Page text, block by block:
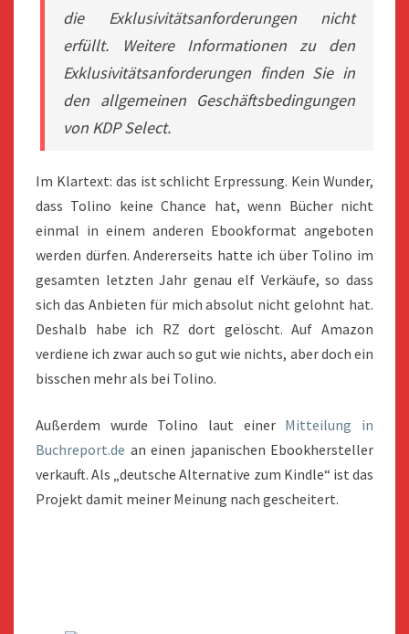
die Exklusivitätsanforderungen nicht
erfüllt. Weitere Informationen zu den
Exklusivitätsanforderungen finden Sie in
den allgemeinen Geschäftsbedingungen
von KDP Select.
Im Klartext: das ist schlicht Erpressung. Kein Wunder,
dass Tolino keine Chance hat, wenn Bücher nicht
einmal in einem anderen Ebookformat angeboten
werden dürfen. Andererseits hatte ich über Tolino im
gesamten letzten Jahr genau elf Verkäufe, so dass
sich das Anbieten für mich absolut nicht gelohnt hat.
Deshalb habe ich RZ dort gelöscht. Auf Amazon
verdiene ich zwar auch so gut wie nichts, aber doch ein
bisschen mehr als bei Tolino.
Außerdem wurde Tolino laut einer Mitteilung in
Buchreport.de an einen japanischen Ebookhersteller
verkauft. Als „deutsche Alternative zum Kindle“ ist das
Projekt damit meiner Meinung nach gescheitert.